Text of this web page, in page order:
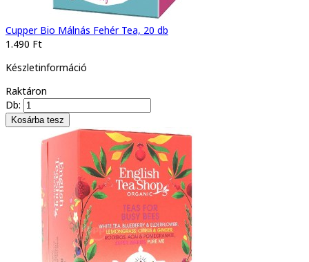
Cupper Bio Málnás Fehér Tea, 20 db
1.490 Ft
Készletinformáció
Raktáron
Db: